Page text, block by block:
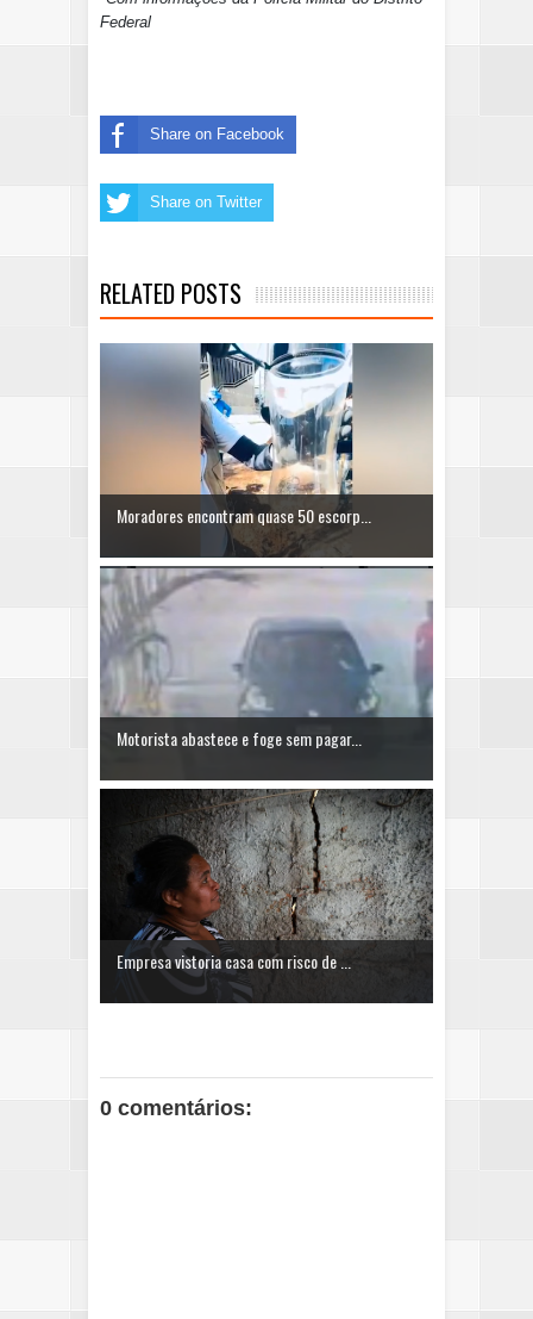
Federal
Share on Facebook
Share on Twitter
RELATED POSTS
Moradores encontram quase 50 escorp...
Motorista abastece e foge sem pagar...
Empresa vistoria casa com risco de ...
0 comentários: